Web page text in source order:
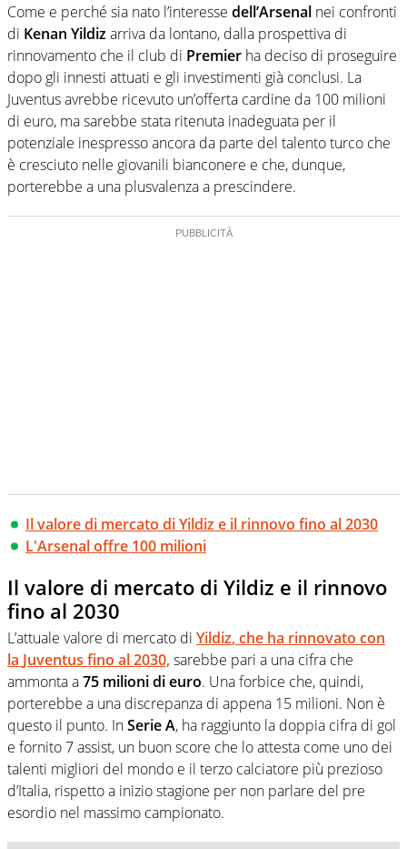
Come e perché sia nato l’interesse dell’Arsenal nei confronti
di Kenan Yildizarriva da lontano, dalla prospettiva di
rinnovamento che il club di Premier ha deciso di proseguire
dopo gli innesti attuati e gli investimenti già conclusi. La
Juventus avrebbe ricevuto un’offerta cardine da 100 milioni
di euro, ma sarebbe stata ritenuta inadeguata per il
potenziale inespresso ancora da parte del talento turco che
è cresciuto nelle giovanili bianconere e che, dunque,
porterebbe a una plusvalenza a prescindere.
Il valore di mercato di Yildiz e il rinnovo fino al 2030
L'Arsenal offre 100 milioni
Il valore di mercato di Yildiz e il rinnovo
fino al 2030
L’attuale valore di mercato di Yildiz, che ha rinnovato con
la Juventus fino al 2030,sarebbe pari a una cifra che
ammonta a75 milioni di euro. Una forbice che, quindi,
porterebbe a una discrepanza di appena 15 milioni. Non è
questo il punto. InSerie A, ha raggiunto la doppia cifra di gol
e fornito 7 assist, un buon score che lo attesta come uno dei
talenti migliori del mondo e il terzo calciatore più prezioso
d’Italia, rispetto a inizio stagione per non parlare del pre
esordio nel massimo campionato.